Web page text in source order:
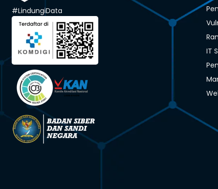
#LindungiData
IT